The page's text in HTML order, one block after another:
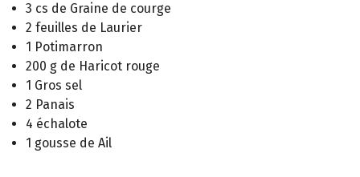
3 cs de Graine de courge
2 feuilles de Laurier
1 Potimarron
200 g de Haricot rouge
1 Gros sel
2 Panais
4 échalote
1 gousse de Ail